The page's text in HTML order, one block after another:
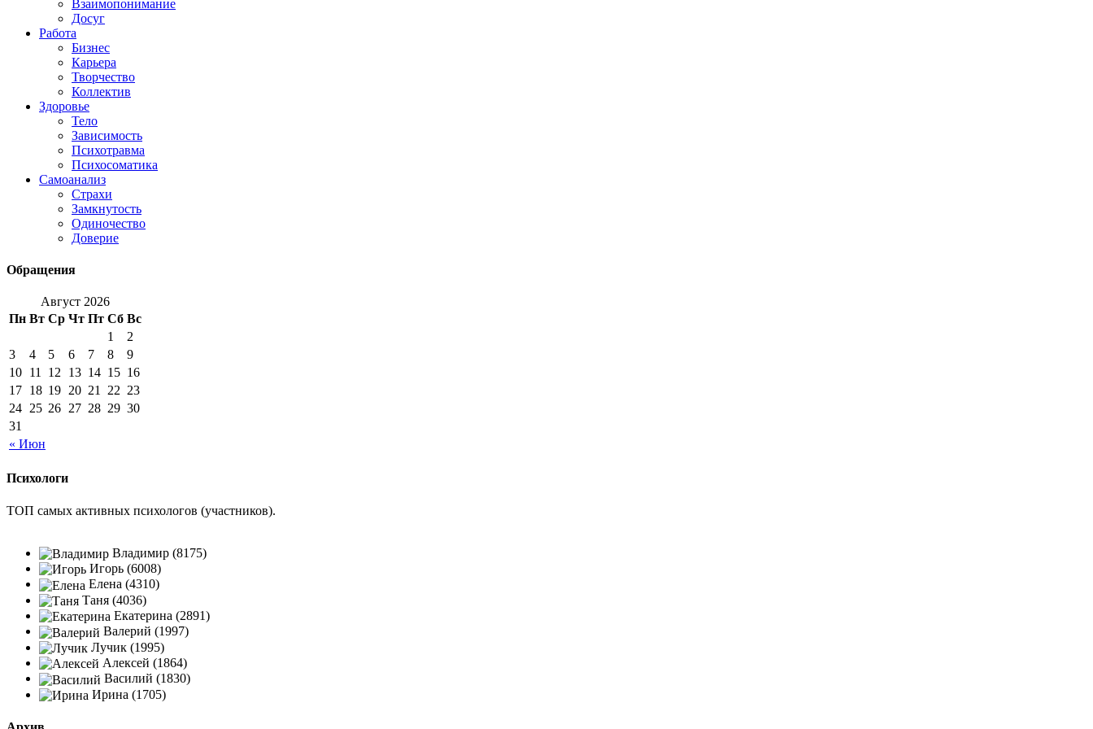
Взаимопонимание
Досуг
Работа
Бизнес
Карьера
Творчество
Коллектив
Здоровье
Тело
Зависимость
Психотравма
Психосоматика
Самоанализ
Страхи
Замкнутость
Одиночество
Доверие
Обращения
Август 2026
Пн Вт Ср Чт Пт Сб Вс
« Июн
1
2
3
4 5 6 7 8
9
10 11 12 13 14 15 16
17 18 19 20 21 22 23
24 25 26 27 28 29 30
31
Психологи
ТОП самых активных психологов (участников).
Владимир (8175)
Игорь (6008)
Елена (4310)
Таня (4036)
Екатерина (2891)
Валерий (1997)
Лучик (1995)
Алексей (1864)
Василий (1830)
Ирина (1705)